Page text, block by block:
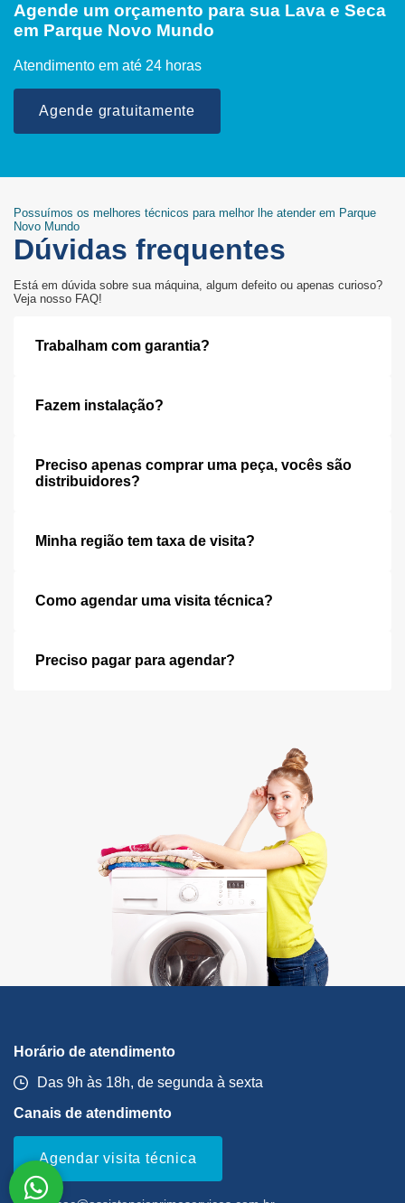
Agende um orçamento para sua Lava e Seca
em Parque Novo Mundo
Atendimento em até 24 horas
Agende gratuitamente
Possuímos os melhores técnicos para melhor lhe atender em Parque
Novo Mundo
Dúvidas frequentes
Está em dúvida sobre sua máquina, algum defeito ou apenas curioso?
Veja nosso FAQ!
Trabalham com garantia?
Fazem instalação?
Preciso apenas comprar uma peça, vocês são
distribuidores?
Minha região tem taxa de visita?
Como agendar uma visita técnica?
Preciso pagar para agendar?
Horário de atendimento
Das 9h às 18h, de segunda à sexta
Canais de atendimento
Agendar visita técnica